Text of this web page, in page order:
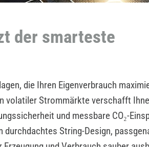
der smarteste
die Ihren Eigenverbrauch
volatiler Strommärkte verschafft
und messbare CO₂-
String-Design,